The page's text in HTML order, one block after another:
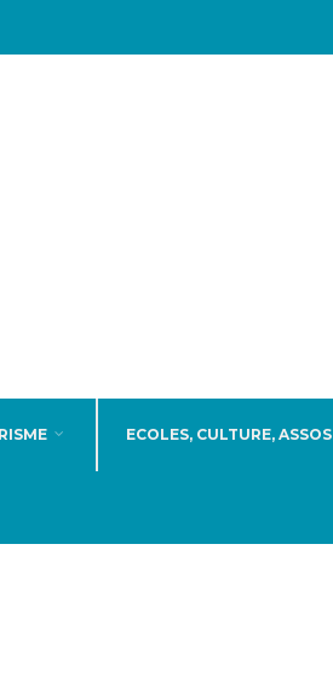
ECOLES, CULTURE, ASSOS